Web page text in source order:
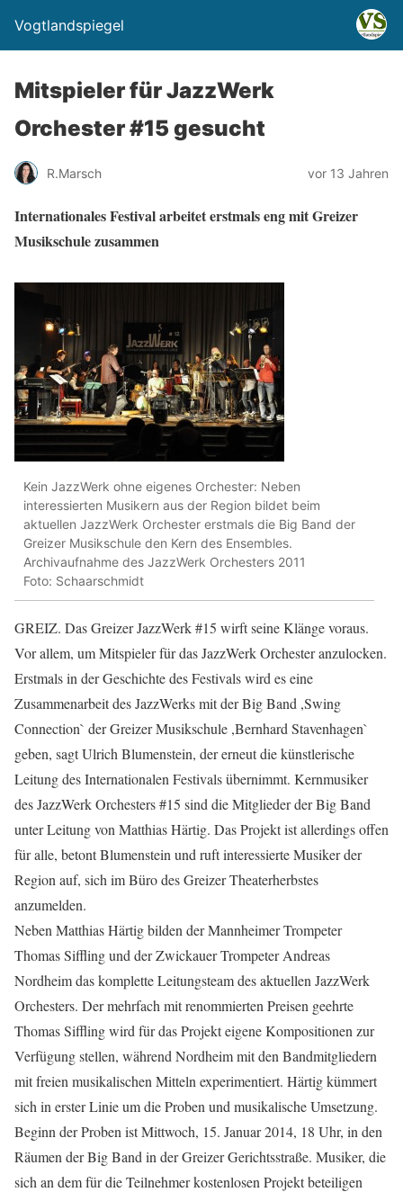
Vogtlandspiegel
Mitspieler für JazzWerk
Orchester #15 gesucht
R.Marsch vor 13 Jahren
Internationales Festival arbeitet erstmals eng mit Greizer
Musikschule zusammen
Kein JazzWerk ohne eigenes Orchester: Neben
interessierten Musikern aus der Region bildet beim
aktuellen JazzWerk Orchester erstmals die Big Band der
Greizer Musikschule den Kern des Ensembles.
Archivaufnahme des JazzWerk Orchesters 2011
Foto: Schaarschmidt
GREIZ. Das Greizer JazzWerk #15 wirft seine Klänge voraus.
Vor allem, um Mitspieler für das JazzWerk Orchester anzulocken.
Erstmals in der Geschichte des Festivals wird es eine
Zusammenarbeit des JazzWerks mit der Big Band ,Swing
Connection` der Greizer Musikschule ,Bernhard Stavenhagen`
geben, sagt Ulrich Blumenstein, der erneut die künstlerische
Leitung des Internationalen Festivals übernimmt. Kernmusiker
des JazzWerk Orchesters #15 sind die Mitglieder der Big Band
unter Leitung von Matthias Härtig. Das Projekt ist allerdings offen
für alle, betont Blumenstein und ruft interessierte Musiker der
Region auf, sich im Büro des Greizer Theaterherbstes
anzumelden.
Neben Matthias Härtig bilden der Mannheimer Trompeter
Thomas Siffling und der Zwickauer Trompeter Andreas
Nordheim das komplette Leitungsteam des aktuellen JazzWerk
Orchesters. Der mehrfach mit renommierten Preisen geehrte
Thomas Siffling wird für das Projekt eigene Kompositionen zur
Verfügung stellen, während Nordheim mit den Bandmitgliedern
mit freien musikalischen Mitteln experimentiert. Härtig kümmert
sich in erster Linie um die Proben und musikalische Umsetzung.
Beginn der Proben ist Mittwoch, 15. Januar 2014, 18 Uhr, in den
Räumen der Big Band in der Greizer Gerichtsstraße. Musiker, die
sich an dem für die Teilnehmer kostenlosen Projekt beteiligen